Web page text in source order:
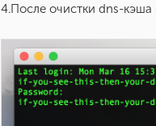
4.После очистки dns-кэша